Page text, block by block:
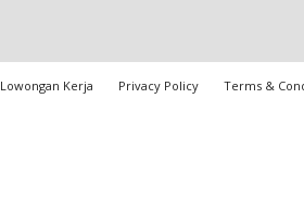
Lowongan Kerja Privacy Policy Terms &